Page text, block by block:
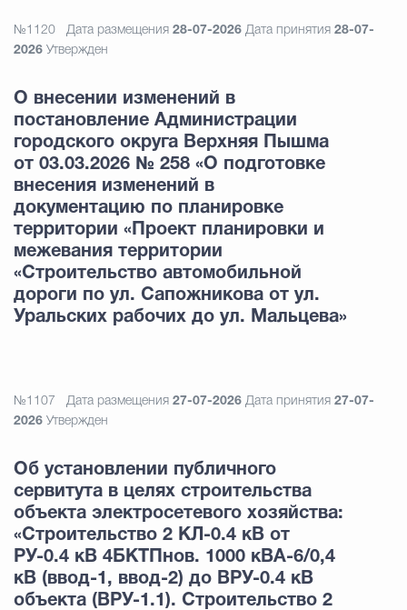
№1120 Дата размещения 28-07-2026 Дата принятия 28-07-
2026 Утвержден
О внесении изменений в
постановление Администрации
городского округа Верхняя Пышма
от 03.03.2026 № 258 «О подготовке
внесения изменений в
документацию по планировке
территории «Проект планировки и
межевания территории
«Строительство автомобильной
дороги по ул. Сапожникова от ул.
Уральских рабочих до ул. Мальцева»
№1107 Дата размещения 27-07-2026 Дата принятия 27-07-
2026 Утвержден
Об установлении публичного
сервитута в целях строительства
объекта электросетевого хозяйства:
«Строительство 2 КЛ-0.4 кВ от
РУ-0.4 кВ 4БКТПнов. 1000 кВА-6/0,4
кВ (ввод-1, ввод-2) до ВРУ-0.4 кВ
объекта (ВРУ-1.1). Строительство 2